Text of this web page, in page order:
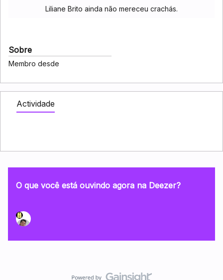
Liliane Brito ainda não mereceu crachás.
Sobre
Membro desde
Actividade
O que você está ouvindo agora na Deezer?